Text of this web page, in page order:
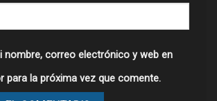
nombre, correo electrónico y web en
para la próxima vez que comente.